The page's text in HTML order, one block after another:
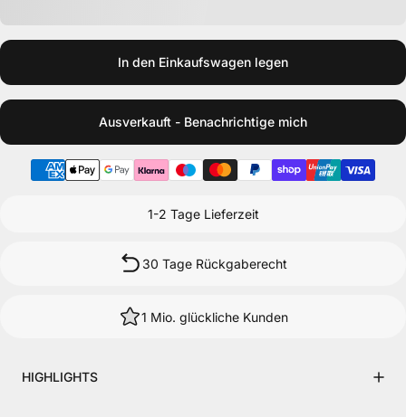
In den Einkaufswagen legen
Ausverkauft - Benachrichtige mich
1-2 Tage Lieferzeit
30 Tage Rückgaberecht
1 Mio. glückliche Kunden
HIGHLIGHTS